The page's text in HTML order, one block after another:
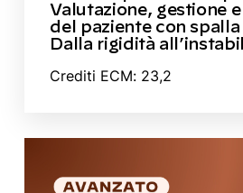
Valutazione, gestione
del paziente con
Dalla rigidità
Crediti ECM: 23,2